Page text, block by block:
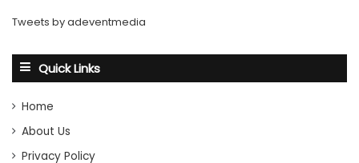
Tweets by adeventmedia
Quick Links
Home
About Us
Privacy Policy